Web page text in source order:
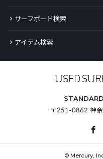
サーフボード検索
アイテム検索
〒251-0862 神
© Mercury,